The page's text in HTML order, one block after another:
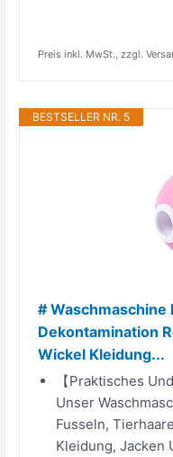
Preis inkl. MwSt., zzgl.
BESTSELLER NR. 5
# Waschmaschine
Dekontamination
Wickel Kleidung...
【Praktisches
Unser
Fusseln,
Kleidung, Jacken